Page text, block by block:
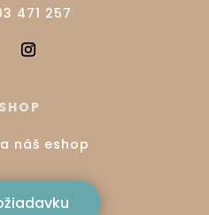
471 257
náš eshop